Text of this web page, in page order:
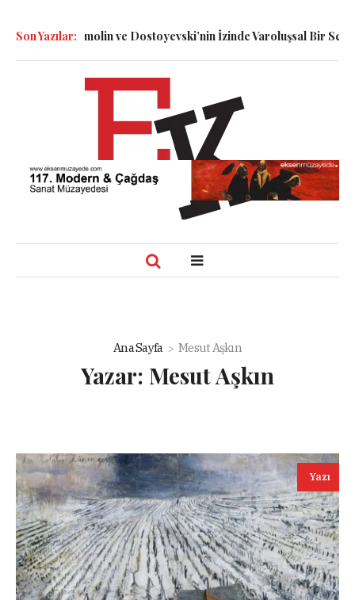
Son Yazılar:
Dennett, Smolin ve Dostoyevski’nin İzinde Varoluşsal Bir Sentez
Ana Sayfa Mesut Aşkın
Yazar: Mesut Aşkın
Yazı